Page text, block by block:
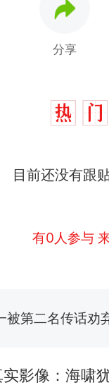
分享
目前还没有跟
有0人参与
在床头放菜刀的
瓜子饺子，美国
采菌偶然发现
被第二名传话劝
影像：海啸